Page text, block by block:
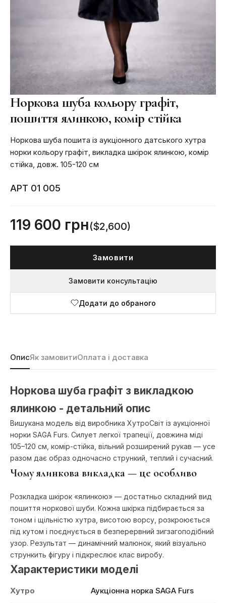
Норкова шуба кольору графіт,
пошиття ялинкою, комір стійка
Норкова шуба пошита із аукціонного датського хутра
норки кольору графіт, викладка шкірок ялинкою, комір
стійка, довж. 105-120 см
АРТ 01 005
119 600 грн($2,600)
Замовити
Замовити консультацію
Додати до обраного
ОписЯк замовитиОплата і доставка
Норкова шуба графіт з викладкою
ялинкою - детальний опис
Вишукана модель від виробника ХутроСвіт із аукціонної
норки SAGA Furs. Силует легкої трапеції, довжина міді
105–120 см, комір-стійка, вільний розширений рукав — усе
разом дає образ одночасно стрункий, теплий і сучасний.
Чому ялинкова викладка — це особливо
Розкладка шкірок «ялинкою» — достатньо складний вид
пошиття норкової шуби. Кожна шкірка підбирається за
тоном і щільністю хутра, висотою ворсу, розкроюється
під кутом і поєднується в безперервний зигзагоподібний
узор. Результат — динамічний малюнок, який візуально
стрункить фігуру і підкреслює клас виробу.
Характеристики моделі
Хутро Аукціонна норка SAGA Furs